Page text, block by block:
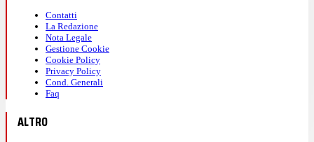
Contatti
La Redazione
Nota Legale
Gestione Cookie
Cookie Policy
Privacy Policy
Cond. Generali
Faq
ALTRO